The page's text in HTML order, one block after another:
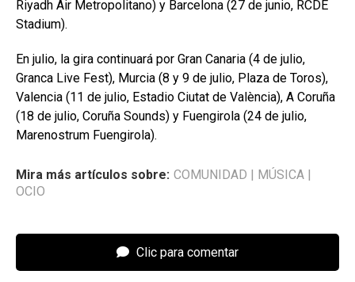
Riyadh Air Metropolitano) y Barcelona (27 de junio, RCDE
Stadium).
En julio, la gira continuará por Gran Canaria (4 de julio,
Granca Live Fest), Murcia (8 y 9 de julio, Plaza de Toros),
Valencia (11 de julio, Estadio Ciutat de València), A Coruña
(18 de julio, Coruña Sounds) y Fuengirola (24 de julio,
Marenostrum Fuengirola).
Mira más artículos sobre: COMUNIDAD MÚSICA
OCIO
Clic para comentar